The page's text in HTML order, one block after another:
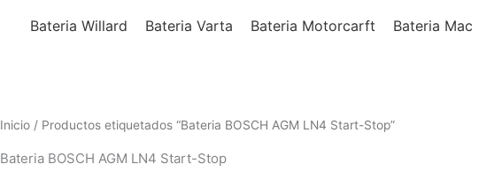
Bateria Willard Bateria Varta Bateria Motorcarft Bateria Mac
Inicio / Productos etiquetados “Bateria BOSCH AGM LN4 Start-Stop”
Bateria BOSCH AGM LN4 Start-Stop